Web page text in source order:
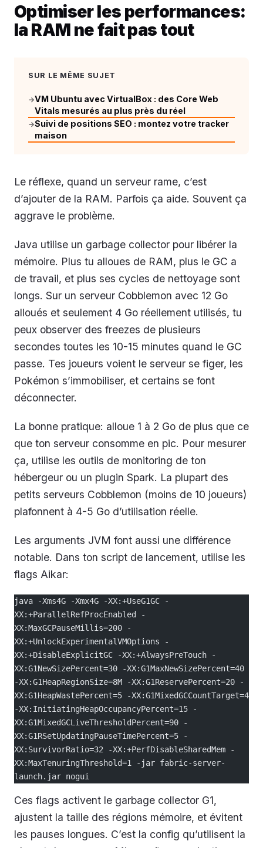
Optimiser les performances:
la RAM ne fait pas tout
SUR LE MÊME SUJET
→VM Ubuntu avec VirtualBox : des Core Web
Vitals mesurés au plus près du réel
→Suivi de positions SEO : montez votre tracker
maison
Le réflexe, quand un serveur rame, c’est
d’ajouter de la RAM. Parfois ça aide. Souvent ça
aggrave le problème.
Java utilise un garbage collector pour libérer la
mémoire. Plus tu alloues de RAM, plus le GC a
de travail, et plus ses cycles de nettoyage sont
longs. Sur un serveur Cobblemon avec 12 Go
alloués et seulement 4 Go réellement utilisés, tu
peux observer des freezes de plusieurs
secondes toutes les 10-15 minutes quand le GC
passe. Tes joueurs voient le serveur se figer, les
Pokémon s’immobiliser, et certains se font
déconnecter.
La bonne pratique: alloue 1 à 2 Go de plus que ce
que ton serveur consomme en pic. Pour mesurer
ça, utilise les outils de monitoring de ton
hébergeur ou un plugin Spark. La plupart des
petits serveurs Cobblemon (moins de 10 joueurs)
plafonnent à 4-5 Go d’utilisation réelle.
Les arguments JVM font aussi une différence
notable. Dans ton script de lancement, utilise les
flags Aikar:
java -Xms4G -Xmx4G -XX:+UseG1GC -
XX:+ParallelRefProcEnabled -
XX:MaxGCPauseMillis=200 -
XX:+UnlockExperimentalVMOptions -
XX:+DisableExplicitGC -XX:+AlwaysPreTouch -
XX:G1NewSizePercent=30 -XX:G1MaxNewSizePercent=40
-XX:G1HeapRegionSize=8M -XX:G1ReservePercent=20 -
XX:G1HeapWastePercent=5 -XX:G1MixedGCCountTarget=4
-XX:InitiatingHeapOccupancyPercent=15 -
XX:G1MixedGCLiveThresholdPercent=90 -
XX:G1RSetUpdatingPauseTimePercent=5 -
XX:SurvivorRatio=32 -XX:+PerfDisableSharedMem -
XX:MaxTenuringThreshold=1 -jar fabric-server-
launch.jar nogui
Ces flags activent le garbage collector G1,
ajustent la taille des régions mémoire, et évitent
les pauses longues. C’est la config qu’utilisent la